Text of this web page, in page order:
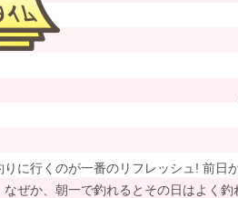
に行くのが一番のリフレッシュ! 前日
なぜか、朝一で釣れるとその日はよく